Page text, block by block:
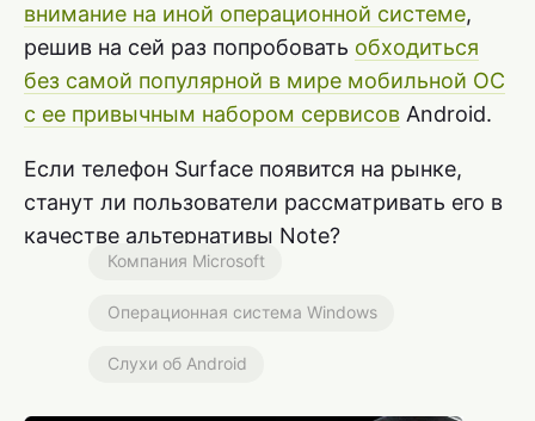
внимание на иной операционной системе,
решив на сей раз попробовать обходиться
без самой популярной в мире мобильной ОС
с ее привычным набором сервисов Android.
Если телефон Surface появится на рынке,
станут ли пользователи рассматривать его в
качестве альтернативы Note?
Компания Microsoft
Операционная система Windows
Слухи об Android